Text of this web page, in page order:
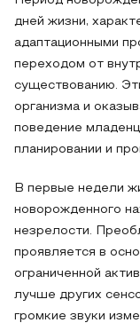
дней жизни,
адаптационными
переходом от
существованию.
организма и
поведение
планировании и
В первые недели
новорожденного
незрелости.
проявляется в
ограниченной
лучше других
громкие звуки